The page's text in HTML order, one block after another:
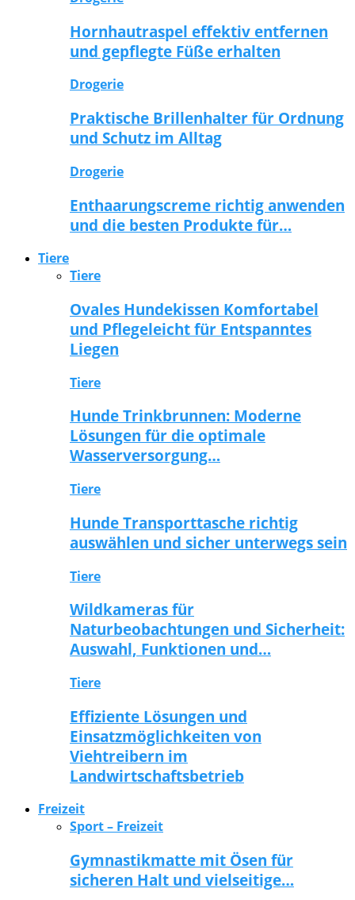
Hornhautraspel effektiv entfernen
und gepflegte Füße erhalten
Drogerie
Praktische Brillenhalter für Ordnung
und Schutz im Alltag
Drogerie
Enthaarungscreme richtig anwenden
und die besten Produkte für…
Tiere
Tiere
Ovales Hundekissen Komfortabel
und Pflegeleicht für Entspanntes
Liegen
Tiere
Hunde Trinkbrunnen: Moderne
Lösungen für die optimale
Wasserversorgung…
Tiere
Hunde Transporttasche richtig
auswählen und sicher unterwegs sein
Tiere
Wildkameras für
Naturbeobachtungen und Sicherheit:
Auswahl, Funktionen und…
Tiere
Effiziente Lösungen und
Einsatzmöglichkeiten von
Viehtreibern im
Landwirtschaftsbetrieb
Freizeit
Sport – Freizeit
Gymnastikmatte mit Ösen für
sicheren Halt und vielseitige…